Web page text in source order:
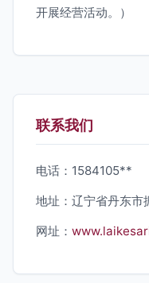
开展经营活动。）
联系我们
电话：1584105**
地址：辽宁省丹东
网址：